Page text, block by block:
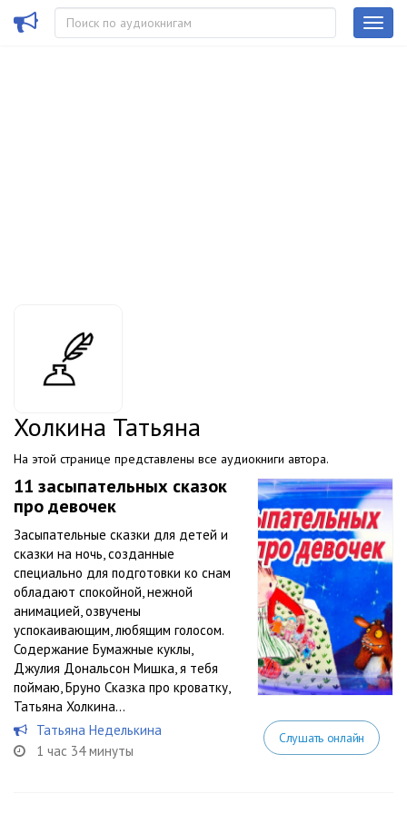
Холкина Татьяна
На этой странице представлены все аудиокниги автора.
11 засыпательных сказок
про девочек
Засыпательные сказки для детей и
сказки на ночь, созданные
специально для подготовки ко снам
обладают спокойной, нежной
анимацией, озвучены
успокаивающим, любящим голосом.
Содержание Бумажные куклы,
Джулия Дональсон Мишка, я тебя
поймаю, Бруно Сказка про кроватку,
Татьяна Холкина...
Татьяна Неделькина
1 час 34 минуты
Слушать онлайн